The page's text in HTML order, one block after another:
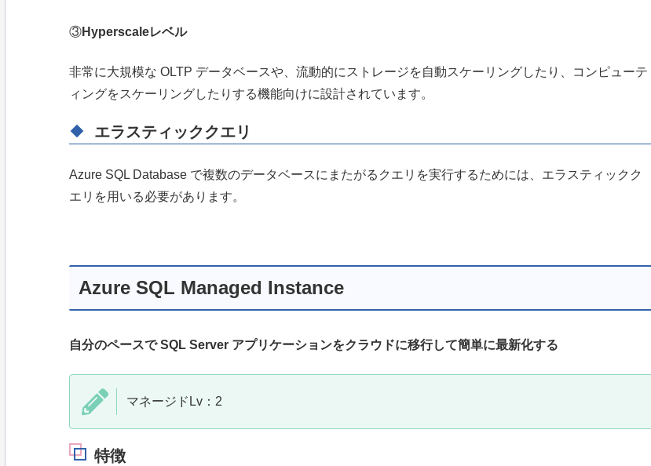
③Hyperscaleレベル
非常に大規模な OLTP データベースや、流動的にストレージを自動スケーリングしたり、コンピューテ
ィングをスケーリングしたりする機能向けに設計されています。
エラスティッククエリ
Azure SQL Database で複数のデータベースにまたがるクエリを実行するためには、エラスティックク
エリを用いる必要があります。
Azure SQL Managed Instance
自分のペースで SQL Server アプリケーションをクラウドに移行して簡単に最新化する
マネージドLv：2
特徴